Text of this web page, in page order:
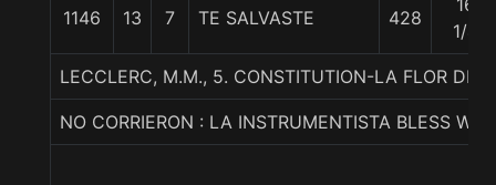
1146 13 7 TE SALVASTE 428
16
1/4
LECCLERC, M.M., 5. CONSTITUTION-LA FLOR DE
NO CORRIERON : LA INSTRUMENTISTA BLESS